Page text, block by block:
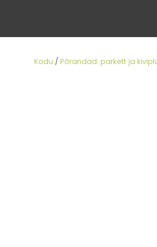
Kodu / Põrandad: parkett ja